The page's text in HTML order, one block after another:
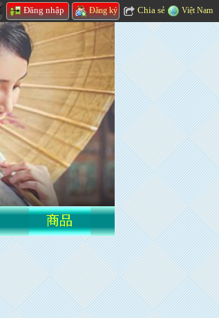
Đăng nhập Đăng ký Chia sẻ Việt Nam
商品